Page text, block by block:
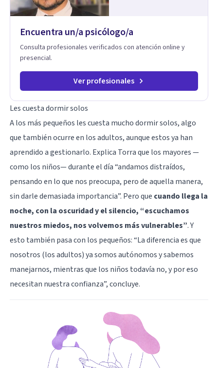
Encuentra un/a psicólogo/a
Consulta profesionales verificados con atención online y
presencial.
Ver profesionales
Les cuesta dormir solos
A los más pequeños les cuesta mucho dormir solos, algo
que también ocurre en los adultos, aunque estos ya han
aprendido a gestionarlo. Explica Torra que los mayores —
como los niños— durante el día “andamos distraídos,
pensando en lo que nos preocupa, pero de aquella manera,
sin darle demasiada importancia”. Pero que cuando llega la
noche, con la oscuridad y el silencio, “escuchamos
nuestros miedos, nos volvemos más vulnerables”. Y
esto también pasa con los pequeños: “La diferencia es que
nosotros (los adultos) ya somos autónomos y sabemos
manejarnos, mientras que los niños todavía no, y por eso
necesitan nuestra confianza”, concluye.